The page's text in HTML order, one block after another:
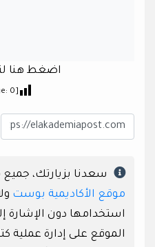
اضغط هنا
[Average:
0
سعدنا بزيارتك،
موقع الأكاديمية بوست
استخدامها دون الإشارة
الموقع على إدارة عملية